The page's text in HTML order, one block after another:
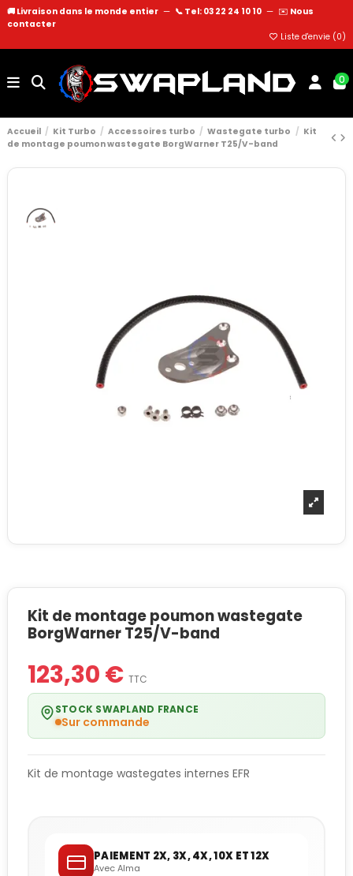
🚚 Livraison dans le monde entier — 📞 Tel: 03 22 24 10 10 — ✉️ Nous
contacter
Liste d'envie (0)
0
Accueil Kit Turbo Accessoires turbo Wastegate turbo
Kit
de montage poumon wastegate BorgWarner T25/V-band
Kit de montage poumon wastegate
BorgWarner T25/V-band
123,30 € TTC
STOCK SWAPLAND FRANCE
Sur commande
Kit de montage wastegates internes EFR
PAIEMENT 2X, 3X, 4X, 10X ET 12X
Avec Alma